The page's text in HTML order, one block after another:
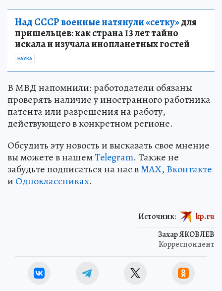
Над СССР военные натянули «сетку»для
пришельцев: как страна 13 лет тайно
искала и изучала инопланетных гостей
НАУКА
В МВД напомнили: работодатели обязаны
проверять наличие у иностранного работника
патента или разрешения на работу,
действующего в конкретном регионе.
Обсудить эту новость и высказать свое мнение
вы можете в нашемTelegram. Также не
забудьте подписаться на нас вMAX, Вконтакте
и Одноклассниках.
Захар ЯКОВЛЕВ
Корреспондент
Источник: kp.ru